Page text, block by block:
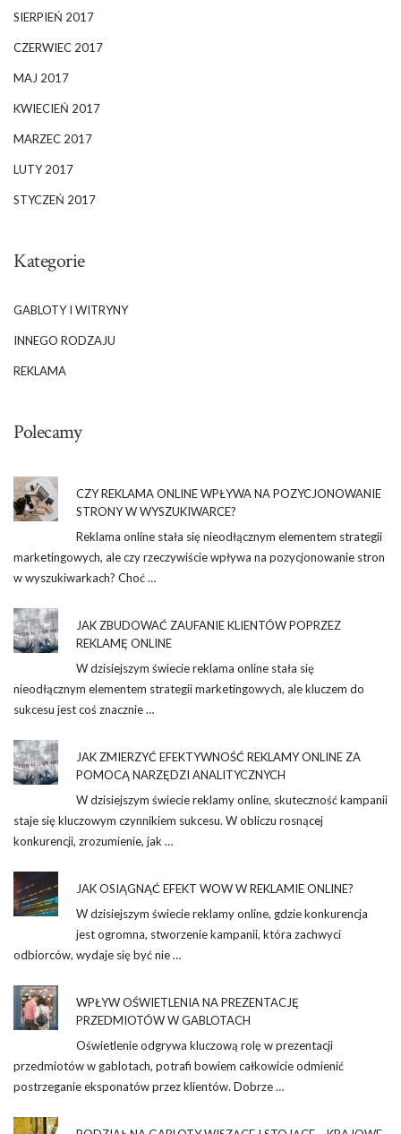
SIERPIEŃ 2017
CZERWIEC 2017
MAJ 2017
KWIECIEŃ 2017
MARZEC 2017
LUTY 2017
STYCZEŃ 2017
Kategorie
GABLOTY I WITRYNY
INNEGO RODZAJU
REKLAMA
Polecamy
CZY REKLAMA ONLINE WPŁYWA NA POZYCJONOWANIE
STRONY W WYSZUKIWARCE?
Reklama online stała się nieodłącznym elementem strategii
marketingowych, ale czy rzeczywiście wpływa na pozycjonowanie stron
w wyszukiwarkach? Choć …
JAK ZBUDOWAĆ ZAUFANIE KLIENTÓW POPRZEZ
REKLAMĘ ONLINE
W dzisiejszym świecie reklama online stała się
nieodłącznym elementem strategii marketingowych, ale kluczem do
sukcesu jest coś znacznie …
JAK ZMIERZYĆ EFEKTYWNOŚĆ REKLAMY ONLINE ZA
POMOCĄ NARZĘDZI ANALITYCZNYCH
W dzisiejszym świecie reklamy online, skuteczność kampanii
staje się kluczowym czynnikiem sukcesu. W obliczu rosnącej
konkurencji, zrozumienie, jak …
JAK OSIĄGNĄĆ EFEKT WOW W REKLAMIE ONLINE?
W dzisiejszym świecie reklamy online, gdzie konkurencja
jest ogromna, stworzenie kampanii, która zachwyci
odbiorców, wydaje się być nie …
WPŁYW OŚWIETLENIA NA PREZENTACJĘ
PRZEDMIOTÓW W GABLOTACH
Oświetlenie odgrywa kluczową rolę w prezentacji
przedmiotów w gablotach, potrafi bowiem całkowicie odmienić
postrzeganie eksponatów przez klientów. Dobrze …